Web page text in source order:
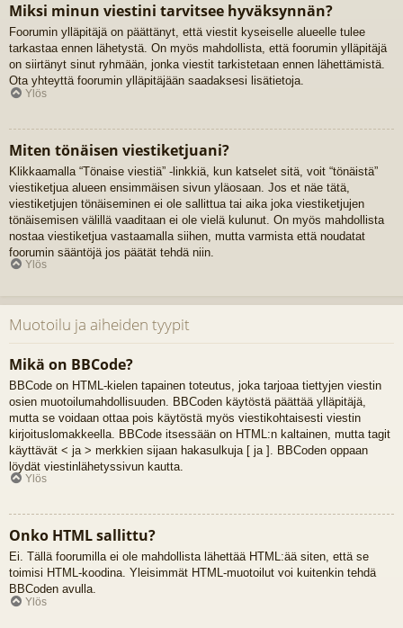
Miksi minun viestini tarvitsee hyväksynnän?
Foorumin ylläpitäjä on päättänyt, että viestit kyseiselle alueelle tulee
tarkastaa ennen lähetystä. On myös mahdollista, että foorumin ylläpitäjä
on siirtänyt sinut ryhmään, jonka viestit tarkistetaan ennen lähettämistä.
Ota yhteyttä foorumin ylläpitäjään saadaksesi lisätietoja.
Ylös
Miten tönäisen viestiketjuani?
Klikkaamalla “Tönaise viestiä” -linkkiä, kun katselet sitä, voit “tönäistä”
viestiketjua alueen ensimmäisen sivun yläosaan. Jos et näe tätä,
viestiketjujen tönäiseminen ei ole sallittua tai aika joka viestiketjujen
tönäisemisen välillä vaaditaan ei ole vielä kulunut. On myös mahdollista
nostaa viestiketjua vastaamalla siihen, mutta varmista että noudatat
foorumin sääntöjä jos päätät tehdä niin.
Ylös
Muotoilu ja aiheiden tyypit
Mikä on BBCode?
BBCode on HTML-kielen tapainen toteutus, joka tarjoaa tiettyjen viestin
osien muotoilumahdollisuuden. BBCoden käytöstä päättää ylläpitäjä,
mutta se voidaan ottaa pois käytöstä myös viestikohtaisesti viestin
kirjoituslomakkeella. BBCode itsessään on HTML:n kaltainen, mutta tagit
käyttävät < ja > merkkien sijaan hakasulkuja [ ja ]. BBCoden oppaan
löydät viestinlähetyssivun kautta.
Ylös
Onko HTML sallittu?
Ei. Tällä foorumilla ei ole mahdollista lähettää HTML:ää siten, että se
toimisi HTML-koodina. Yleisimmät HTML-muotoilut voi kuitenkin tehdä
BBCoden avulla.
Ylös